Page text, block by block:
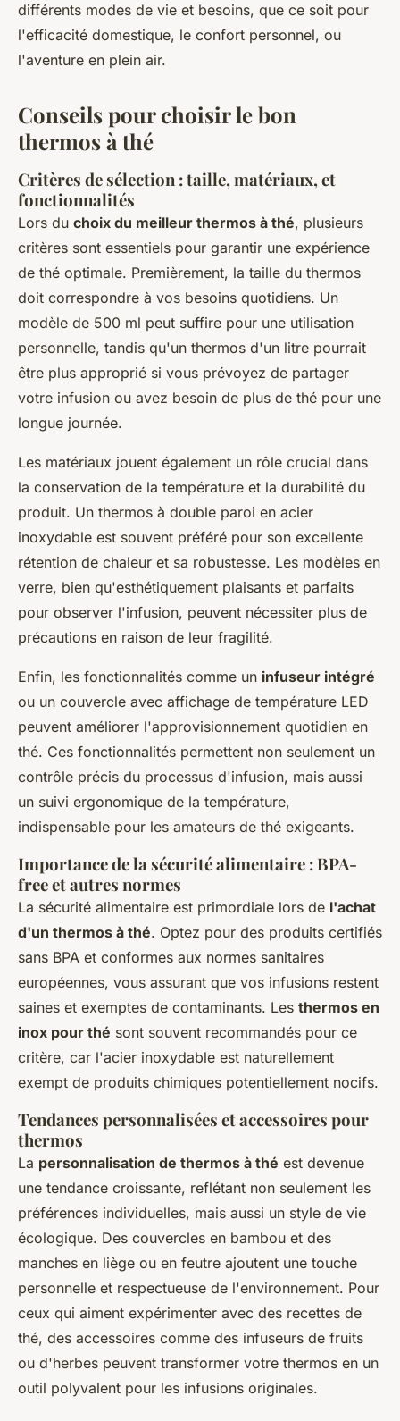
différents modes de vie et besoins, que ce soit pour
l'efficacité domestique, le confort personnel, ou
l'aventure en plein air.
Conseils pour choisir le bon
thermos à thé
Critères de sélection : taille, matériaux, et
fonctionnalités
Lors du choix du meilleur thermos à thé, plusieurs
critères sont essentiels pour garantir une expérience
de thé optimale. Premièrement, la taille du thermos
doit correspondre à vos besoins quotidiens. Un
modèle de 500 ml peut suffire pour une utilisation
personnelle, tandis qu'un thermos d'un litre pourrait
être plus approprié si vous prévoyez de partager
votre infusion ou avez besoin de plus de thé pour une
longue journée.
Les matériaux jouent également un rôle crucial dans
la conservation de la température et la durabilité du
produit. Un thermos à double paroi en acier
inoxydable est souvent préféré pour son excellente
rétention de chaleur et sa robustesse. Les modèles en
verre, bien qu'esthétiquement plaisants et parfaits
pour observer l'infusion, peuvent nécessiter plus de
précautions en raison de leur fragilité.
Enfin, les fonctionnalités comme un infuseur intégré
ou un couvercle avec affichage de température LED
peuvent améliorer l'approvisionnement quotidien en
thé. Ces fonctionnalités permettent non seulement un
contrôle précis du processus d'infusion, mais aussi
un suivi ergonomique de la température,
indispensable pour les amateurs de thé exigeants.
Importance de la sécurité alimentaire : BPA-
free et autres normes
La sécurité alimentaire est primordiale lors de l'achat
d'un thermos à thé. Optez pour des produits certifiés
sans BPA et conformes aux normes sanitaires
européennes, vous assurant que vos infusions restent
saines et exemptes de contaminants. Les thermos en
inox pour thé sont souvent recommandés pour ce
critère, car l'acier inoxydable est naturellement
exempt de produits chimiques potentiellement nocifs.
Tendances personnalisées et accessoires pour
thermos
La personnalisation de thermos à thé est devenue
une tendance croissante, reflétant non seulement les
préférences individuelles, mais aussi un style de vie
écologique. Des couvercles en bambou et des
manches en liège ou en feutre ajoutent une touche
personnelle et respectueuse de l'environnement. Pour
ceux qui aiment expérimenter avec des recettes de
thé, des accessoires comme des infuseurs de fruits
ou d'herbes peuvent transformer votre thermos en un
outil polyvalent pour les infusions originales.